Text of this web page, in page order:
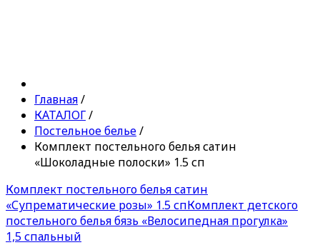
Главная/
КАТАЛОГ/
Постельное белье/
Комплект постельного белья сатин
«Шоколадные полоски» 1.5 сп
Комплект постельного белья сатин
«Супрематические розы» 1.5 спКомплект детского
постельного белья бязь «Велосипедная прогулка»
1,5 спальный